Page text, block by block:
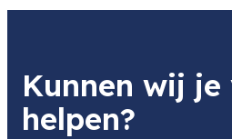
Kunnen wij
helpen?